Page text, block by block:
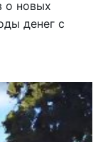
о новых
денег с